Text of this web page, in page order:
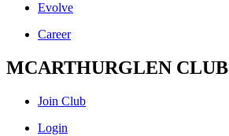
Evolve
Career
MCARTHURGLEN CLUB
Join Club
Login